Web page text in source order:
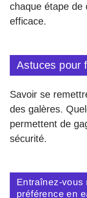
chaque étape de
efficace.
Astuces pour
Savoir se
des galères.
permettent de
sécurité.
Entraînez-vous
préférence en